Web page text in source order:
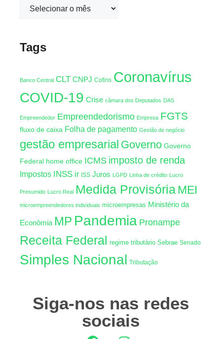
Tags
Banco Central CLT CNPJ Cofins Coronavírus
COVID-19 Crise câmara dos Deputados DAS
Empreendedor Empreendedorismo Empresa FGTS
fluxo de caixa Folha de pagamento Gestão de negócio
gestão empresarial Governo Governo
Federal home office ICMS imposto de renda
Impostos INSS ir ISS Juros LGPD Linha de crédito Lucro
Presumido Lucro Real Medida ProvisóriaMEI
microempreendedores individuais microempresas Ministério da
Econômia MP Pandemia Pronampe
Receita Federal regime tributário Sebrae Senado
Simples Nacional Tributação
Siga-nos nas redes
sociais